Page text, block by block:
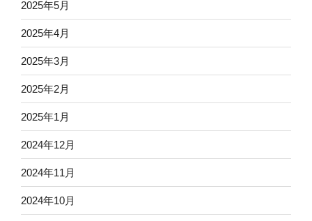
2025年5月
2025年4月
2025年3月
2025年2月
2025年1月
2024年12月
2024年11月
2024年10月